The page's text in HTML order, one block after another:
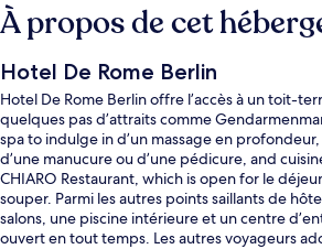
À propos de cet
Hotel De Rome Berlin
Hotel De Rome Berlin offre l’accès à un toit-
quelques pas d’attraits comme
spa to indulge in d’un massage en
d’une manucure ou d’une pédicure, and
CHIARO Restaurant, which is open for le
souper. Parmi les autres points saillants de
salons, une piscine intérieure et un centre
ouvert en tout temps. Les autres voyageurs